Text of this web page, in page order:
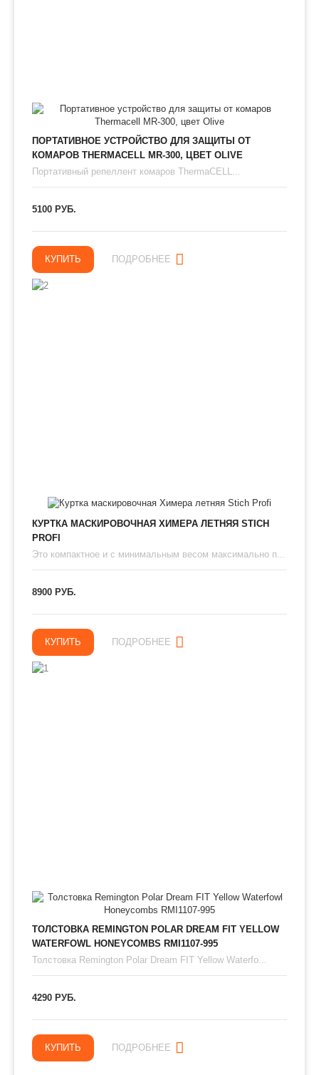
ПОРТАТИВНОЕ УСТРОЙСТВО ДЛЯ ЗАЩИТЫ ОТ
КОМАРОВ THERMAСЕLL MR-300, ЦВЕТ OLIVE
Портативный репеллент комаров ThermaCELL...
5100 РУБ.
КУПИТЬ ПОДРОБНЕЕ
КУРТКА МАСКИРОВОЧНАЯ ХИМЕРА ЛЕТНЯЯ STICH
PROFI
Это компактное и с минимальным весом максимально п...
8900 РУБ.
КУПИТЬ ПОДРОБНЕЕ
ТОЛСТОВКА REMINGTON POLAR DREAM FIT YELLOW
WATERFOWL HONEYCOMBS RMI1107-995
Толстовка Remington Polar Dream FIT Yellow Waterfo...
4290 РУБ.
КУПИТЬ ПОДРОБНЕЕ